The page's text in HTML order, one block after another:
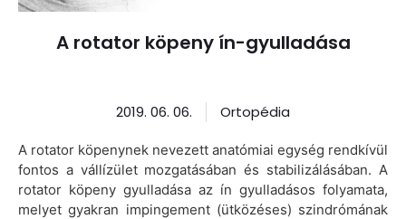
A rotator köpeny ín-gyulladása
2019. 06. 06. Ortopédia
A rotator köpenynek nevezett anatómiai egység rendkívül
fontos a vállízület mozgatásában és stabilizálásában. A
rotator köpeny gyulladása az ín gyulladásos folyamata,
melyet gyakran impingement (ütközéses) szindrómának